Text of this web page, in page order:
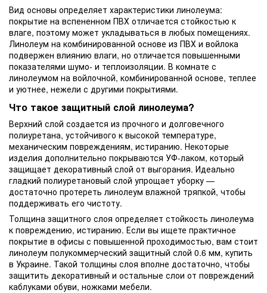
Вид основы определяет характеристики линолеума:
покрытие на вспененном ПВХ отличается стойкостью к
влаге, поэтому может укладываться в любых помещениях.
Линолеум на комбинированной основе из ПВХ и войлока
подвержен влиянию влаги, но отличается повышенными
показателями шумо- и теплоизоляции. В комнате с
линолеумом на войлочной, комбинированной основе, теплее
и уютнее, нежели с другими покрытиями.
Что такое защитный слой линолеума?
Верхний слой создается из прочного и долговечного
полиуретана, устойчивого к высокой температуре,
механическим повреждениям, истиранию. Некоторые
изделия дополнительно покрываются УФ-лаком, который
защищает декоративный слой от выгорания. Идеально
гладкий полиуретановый слой упрощает уборку —
достаточно протереть линолеум влажной тряпкой, чтобы
поддерживать его чистоту.
Толщина защитного слоя определяет стойкость линолеума
к повреждению, истиранию. Если вы ищете практичное
покрытие в офисы с повышенной проходимостью, вам стоит
линолеум полукоммерческий защитный слой 0.6 мм, купить
в Украине. Такой толщины слоя вполне достаточно, чтобы
защитить декоративный и остальные слои от повреждений
каблуками обуви, ножками мебели.